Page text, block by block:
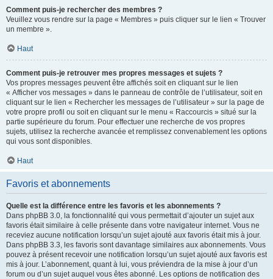
Comment puis-je rechercher des membres ?
Veuillez vous rendre sur la page « Membres » puis cliquer sur le lien « Trouver
un membre ».
Haut
Comment puis-je retrouver mes propres messages et sujets ?
Vos propres messages peuvent être affichés soit en cliquant sur le lien
« Afficher vos messages » dans le panneau de contrôle de l’utilisateur, soit en
cliquant sur le lien « Rechercher les messages de l’utilisateur » sur la page de
votre propre profil ou soit en cliquant sur le menu « Raccourcis » situé sur la
partie supérieure du forum. Pour effectuer une recherche de vos propres
sujets, utilisez la recherche avancée et remplissez convenablement les options
qui vous sont disponibles.
Haut
Favoris et abonnements
Quelle est la différence entre les favoris et les abonnements ?
Dans phpBB 3.0, la fonctionnalité qui vous permettait d’ajouter un sujet aux
favoris était similaire à celle présente dans votre navigateur internet. Vous ne
receviez aucune notification lorsqu’un sujet ajouté aux favoris était mis à jour.
Dans phpBB 3.3, les favoris sont davantage similaires aux abonnements. Vous
pouvez à présent recevoir une notification lorsqu’un sujet ajouté aux favoris est
mis à jour. L’abonnement, quant à lui, vous préviendra de la mise à jour d’un
forum ou d’un sujet auquel vous êtes abonné. Les options de notification des